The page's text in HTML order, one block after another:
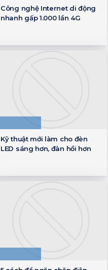
Công nghệ Internet di động
nhanh gấp 1.000 lần 4G
Kỹ thuật mới làm cho đèn
LED sáng hơn, đàn hồi hơn